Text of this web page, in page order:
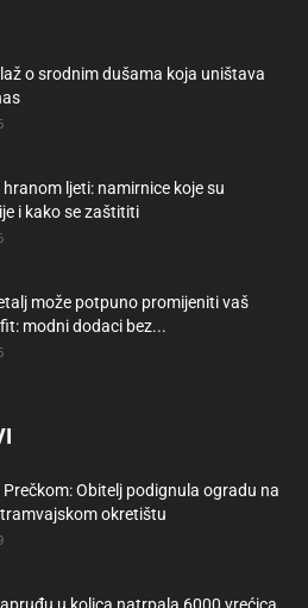
o srodnim dušama koja uništava
hranom ljeti: namirnice koje su
i kako se zaštititi
može potpuno promijeniti vaš
modni dodaci bez...
Prečkom: Obitelj podignula ogradu na
okretištu
u kolica natrpala 6000 vrećica